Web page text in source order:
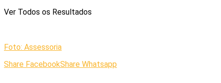
Ver Todos os Resultados
Foto: Assessoria
Share FacebookShare Whatsapp